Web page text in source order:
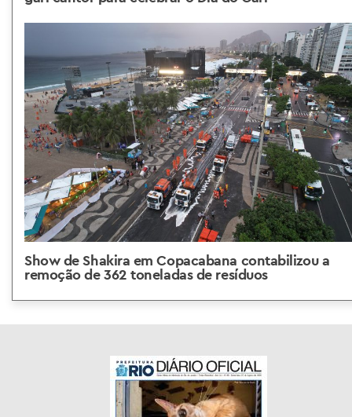
Show de Shakira em Copacabana contabilizou a
remoção de 362 toneladas de resíduos